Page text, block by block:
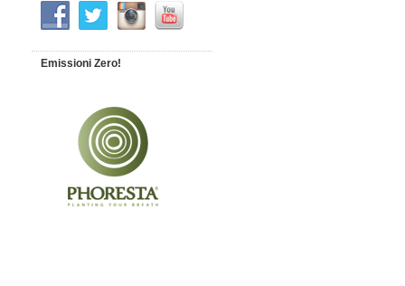
Emissioni Zero!